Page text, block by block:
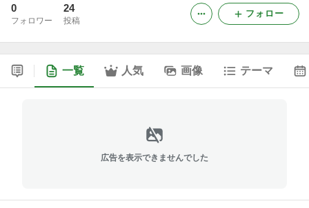
0
フォロワー
24
投稿
フォロー
一覧 人気 画像 テーマ
広告を表示できませんでした